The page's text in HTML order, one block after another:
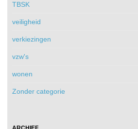
TBSK
veiligheid
verkiezingen
vzw's
wonen
Zonder categorie